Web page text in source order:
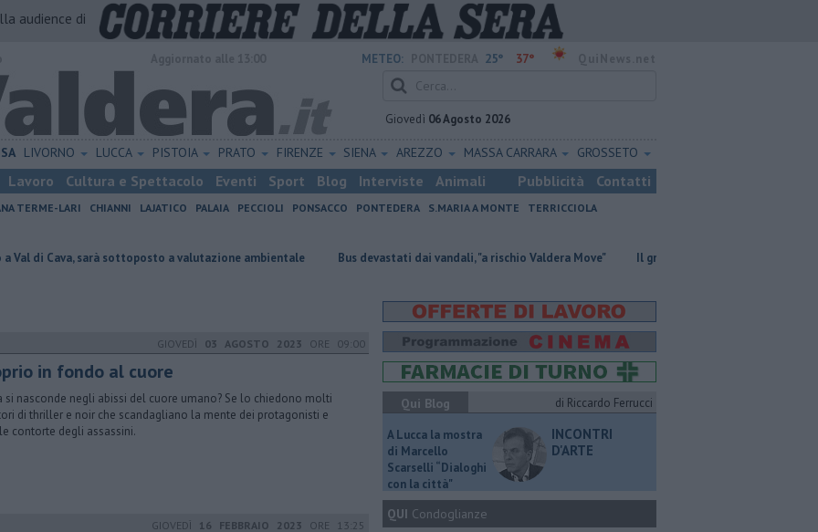
audience di
METEO: 25° 37°
Giovedì 06 Agosto 2026
LIVORNO LUCCA PISTOIA PRATO FIRENZE SIENA AREZZO MASSA CARRARA GROSSETO
Lavoro Cultura e Spettacolo Eventi Sport Blog Interviste Animali Pubblicità Contatti
TERME-LARI CHIANNI LAJATICO PALAIA PECCIOLI PONSACCO PONTEDERA S.MARIA A MONTE
TERRICCIOLA
sarà sottoposto a valutazione ambientale Bus devastati dai vandali, "a rischio Valdera Move" Il grande ciclismo si corre a Terricciola
GIOVEDÌ 03 AGOSTO 2023 ORE 09:00
in fondo al cuore
si nasconde negli abissi del cuore umano? Se lo chiedono molti
di thriller e noir che scandagliano la mente dei protagonisti e
contorte degli assassini.
GIOVEDÌ 16 FEBBRAIO 2023 ORE 13:25
Qui Blog di Riccardo Ferrucci
A Lucca la mostra
di Marcello
Scarselli “Dialoghi
con la città"
INCONTRI
D'ARTE
QUI Condoglianze